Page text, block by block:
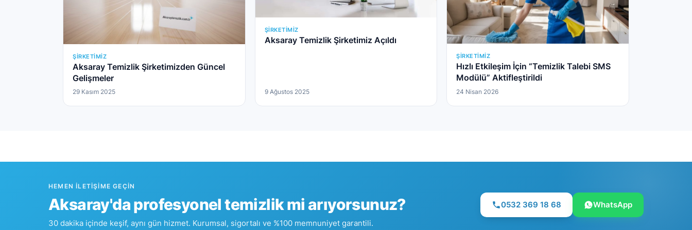
ŞIRKETIMIZ
Aksaray Temizlik Şirketimizden Güncel
Gelişmeler
29 Kasım 2025
ŞIRKETIMIZ
Aksaray Temizlik Şirketimiz Açıldı
9 Ağustos 2025
ŞIRKETIMIZ
Hızlı Etkileşim İçin “Temizlik Talebi SMS
Modülü” Aktifleştirildi
24 Nisan 2026
HEMEN İLETIŞIME GEÇIN
Aksaray'da profesyonel temizlik mi arıyorsunuz?
30 dakika içinde keşif, aynı gün hizmet. Kurumsal, sigortalı ve %100 memnuniyet garantili.
0532 369 18 68 WhatsApp